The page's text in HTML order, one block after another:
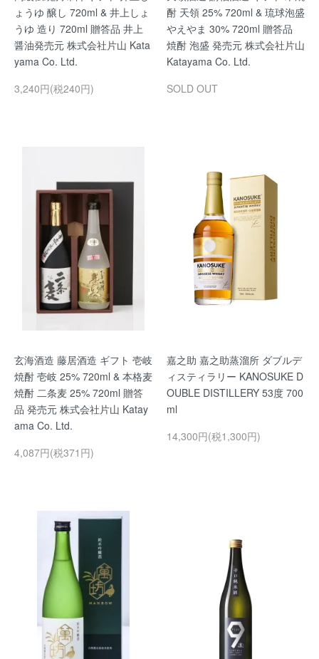
ょうゆ 醸し 720ml & 井上しょ
うゆ 造り 720ml 贈答品 井上
醤油発売元 株式会社片山 Kata
yama Co. Ltd.
3,240円(税240円)
酎 天領 25% 720ml & 琉球泡盛
やえやま 30% 720ml 贈答品
焼酎 泡盛 発売元 株式会社片山
Katayama Co. Ltd.
SOLD OUT
玄海酒造 藤居酒造 ギフト 壱岐
焼酎 壱岐 25% 720ml & 本格麦
焼酎 二条麦 25% 720ml 贈答
品 発売元 株式会社片山 Katay
ama Co. Ltd.
4,087円(税371円)
嘉之助 嘉之助蒸溜所 ダブルデ
ィスティラリー KANOSUKE D
OUBLE DISTILLERY 53度 700
ml
14,300円(税1,300円)